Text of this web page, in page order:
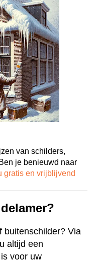
van schilders,
je benieuwd naar
gratis en vrijblijvend
buitenschilder? Via
altijd een
voor uw